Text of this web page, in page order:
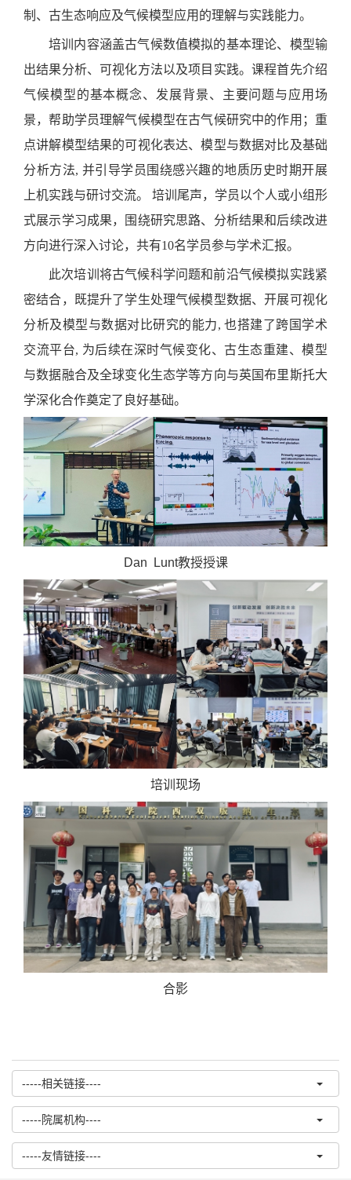
制、古生态响应及气候模型应用的理解与实践能力。
培训内容涵盖古气候数值模拟的基本理论、模型输
出结果分析、可视化方法以及项目实践。课程首先介绍
气候模型的基本概念、发展背景、主要问题与应用场
景，帮助学员理解气候模型在古气候研究中的作用；重
点讲解模型结果的可视化表达、模型与数据对比及基础
分析方法, 并引导学员围绕感兴趣的地质历史时期开展
上机实践与研讨交流。 培训尾声，学员以个人或小组形
式展示学习成果，围绕研究思路、分析结果和后续改进
方向进行深入讨论，共有10名学员参与学术汇报。
此次培训将古气候科学问题和前沿气候模拟实践紧
密结合，既提升了学生处理气候模型数据、开展可视化
分析及模型与数据对比研究的能力, 也搭建了跨国学术
交流平台, 为后续在深时气候变化、古生态重建、模型
与数据融合及全球变化生态学等方向与英国布里斯托大
学深化合作奠定了良好基础。
Dan Lunt教授授课
培训现场
合影
-----相关链接----
-----院属机构----
-----友情链接----